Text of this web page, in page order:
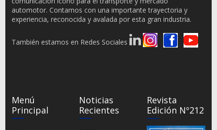
automotor. Contamos con una importante trayectoria y
experiencia, reconocida y avalada por esta gran industria.
También estamos en Redes Sociales
Menú
Principal
Noticias
Recientes
Revista
Edición Nº212